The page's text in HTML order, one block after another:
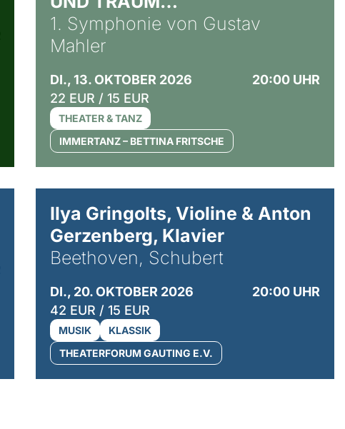
1. Symphonie von Gustav
Mahler
DI., 13. OKTOBER 2026
20:00 UHR
22 EUR / 15 EUR
THEATER & TANZ
IMMERTANZ – BETTINA FRITSCHE
Ilya Gringolts, Violine & Anton
Gerzenberg, Klavier
Beethoven, Schubert
DI., 20. OKTOBER 2026
20:00 UHR
42 EUR / 15 EUR
MUSIK
KLASSIK
THEATERFORUM GAUTING E.V.